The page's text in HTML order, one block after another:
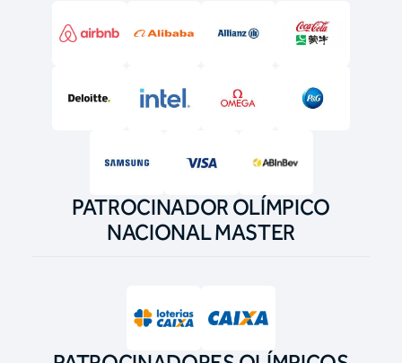
PATROCINADOR OLÍMPICO
NACIONAL MASTER